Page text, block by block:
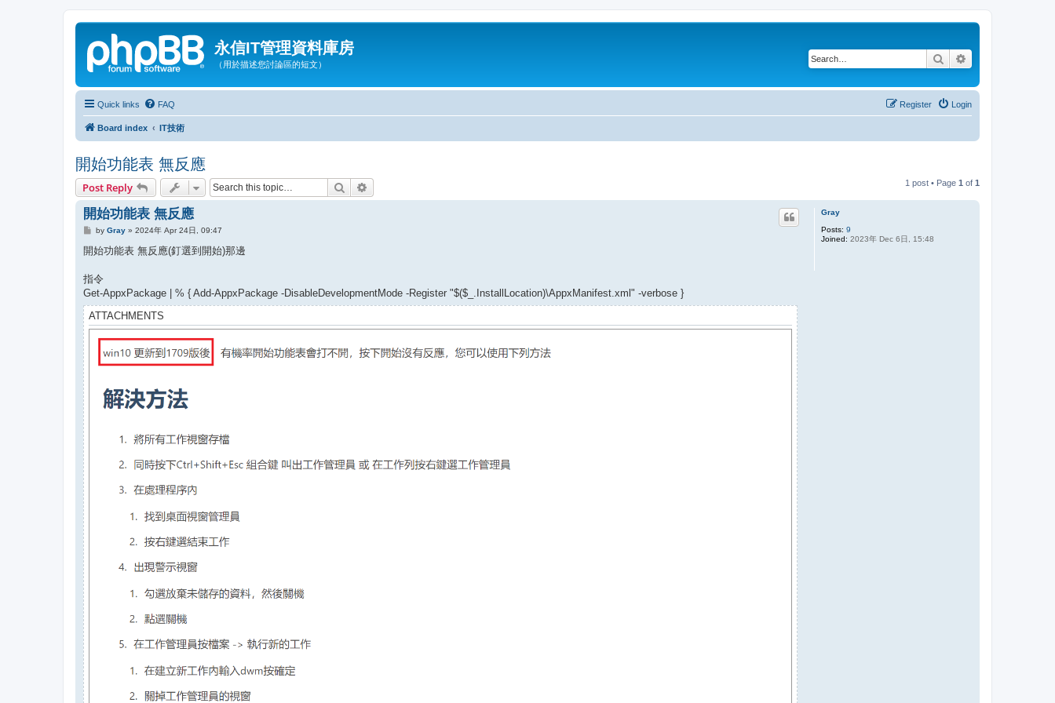
永信IT管理資料庫房
（用於描述您討論區的短文） Search
Quick links FAQ Login
Register
Board index IT技術
開始功能表 無反應
Post Reply Search 1 post • Page 1 of 1
Gray
Posts: 9
Joined: 2023年 Dec 6日, 15:48
開始功能表 無反應
P
s
t
by Gray» 2024年 Apr 24日, 09:47
開始功能表 無反應(釘選到開始)那邊
指令
Get-AppxPackage | % { Add-AppxPackage -DisableDevelopmentMode -Register "$($_.InstallLocation)\AppxManifest.xml" -verbose }
ATTACHMENTS